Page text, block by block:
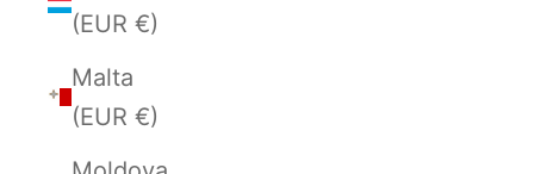
(EUR €)
Malta
(EUR €)